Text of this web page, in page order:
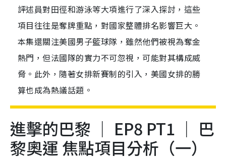
評述員對田徑和游泳等大項進行了深入探討，這些
項目往往是奪牌重點，對國家整體排名影響巨大。
本集還關注美國男子籃球隊，雖然他們被視為奪金
熱門，但法國隊的實力不可忽視，可能對其構成威
脅。此外，隨著女排新賽制的引入，美國女排的勝
算也成為熱議話題。
進擊的巴黎 ｜ EP8 PT1 ｜ 巴
黎奧運 焦點項目分析（一）